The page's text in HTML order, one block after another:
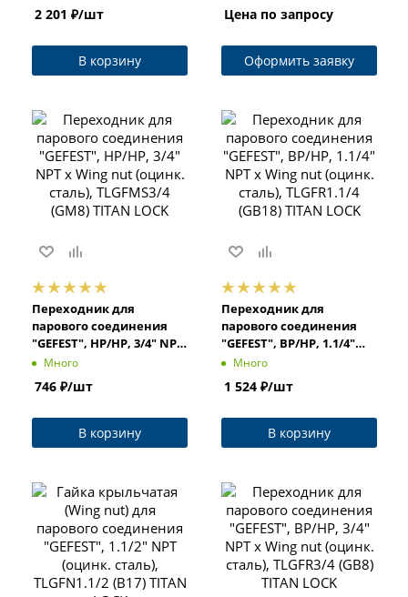
TLGFMS2 (GM28) TITAN
LOCK
2 201 ₽/шт
В корзину
Цена по запросу
Оформить заявку
Переходник для
парового соединения
"GEFEST", НР/НР, 3/4" NPT
x Wing nut (оцинк.
сталь), TLGFMS3/4 (GM8)
TITAN LOCK
Много
746 ₽/шт
В корзину
Переходник для
парового соединения
"GEFEST", ВР/НР, 1.1/4"
NPT x Wing nut (оцинк.
сталь), TLGFR1.1/4 (GB18)
TITAN LOCK
Много
1 524 ₽/шт
В корзину